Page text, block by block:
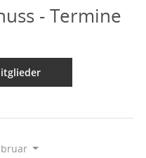
- Termine